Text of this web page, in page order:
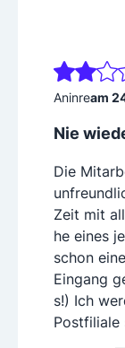
Aninream
Nie
Die
Zeit mit
he eines
schon
Eingang
s!) Ich
Postfiliale